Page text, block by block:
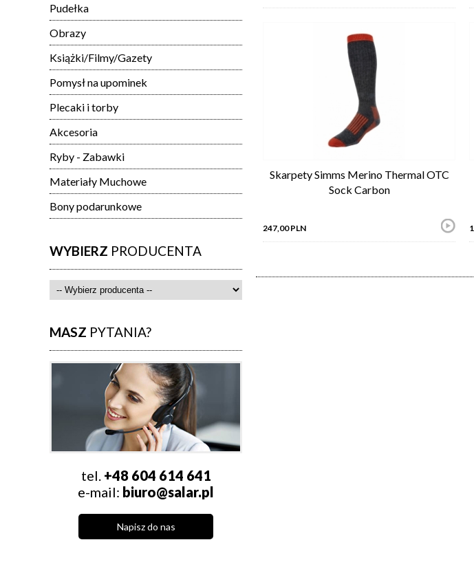
Pudełka
Obrazy
Książki/Filmy/Gazety
Pomysł na upominek
Plecaki i torby
Akcesoria
Ryby - Zabawki
Materiały Muchowe
Bony podarunkowe
WYBIERZ PRODUCENTA
MASZ PYTANIA?
tel. +48 604 614 641
e-mail: biuro@salar.pl
Napisz do nas
Skarpety Simms Merino Thermal OTC
Sock Carbon
247,00 PLN